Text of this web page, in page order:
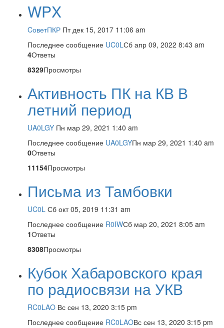
WPX
CоветПКР Пт дек 15, 2017 11:06 am
Последнее сообщение UC0LСб апр 09, 2022 8:43 am
4Ответы
8329Просмотры
Активность ПК на КВ В
летний период
UA0LGY Пн мар 29, 2021 1:40 am
Последнее сообщение UA0LGYПн мар 29, 2021 1:40 am
0Ответы
11154Просмотры
Письма из Тамбовки
UC0L Сб окт 05, 2019 11:31 am
Последнее сообщение R0IWСб мар 20, 2021 8:05 am
1Ответы
8308Просмотры
Кубок Хабаровского края
по радиосвязи на УКВ
RC0LAO Вс сен 13, 2020 3:15 pm
Последнее сообщение RC0LAOВс сен 13, 2020 3:15 pm